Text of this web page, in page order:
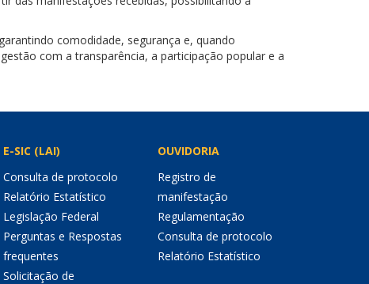
comodidade, segurança e, quando
com a transparência, a participação popular e a
E-SIC (LAI)
Consulta de protocolo
Relatório Estatístico
Legislação Federal
Perguntas e Respostas
frequentes
Solicitação de
OUVIDORIA
Registro de
manifestação
Regulamentação
Consulta de protocolo
Relatório Estatístico